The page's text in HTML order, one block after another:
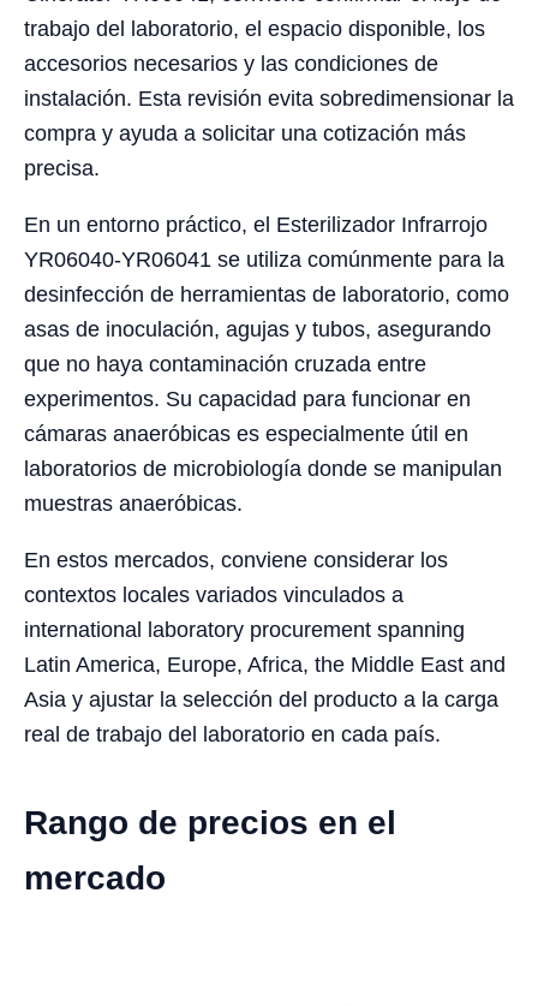
trabajo del laboratorio, el espacio disponible, los
accesorios necesarios y las condiciones de
instalación. Esta revisión evita sobredimensionar la
compra y ayuda a solicitar una cotización más
precisa.
En un entorno práctico, el Esterilizador Infrarrojo
YR06040-YR06041 se utiliza comúnmente para la
desinfección de herramientas de laboratorio, como
asas de inoculación, agujas y tubos, asegurando
que no haya contaminación cruzada entre
experimentos. Su capacidad para funcionar en
cámaras anaeróbicas es especialmente útil en
laboratorios de microbiología donde se manipulan
muestras anaeróbicas.
En estos mercados, conviene considerar los
contextos locales variados vinculados a
international laboratory procurement spanning
Latin America, Europe, Africa, the Middle East and
Asia y ajustar la selección del producto a la carga
real de trabajo del laboratorio en cada país.
Rango de precios en el
mercado